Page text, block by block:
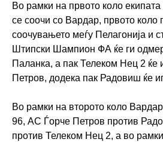
Во рамки на првото коло
се соочи со Вардар, првото коло
соочувањето меѓу Пелагонија и
Штипски Шампион ФА ќе ги
Паланка, а пак Телеком Нец 2 ќе
Петров, додека пак Радовиш ќе
Во рамки на второто коло
96, АС Ѓорче Петров против
против Телеком Нец 2, а во